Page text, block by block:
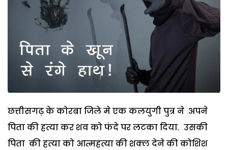
छत्तीसगढ़ के कोरबा जिले मे एक कलयुगी पुत्र ने अपने
पिता की हत्या कर शव को फंदे पर लटका दिया. उसकी
पिता की हत्या को आत्महत्या की शक्ल देने की कोशिश